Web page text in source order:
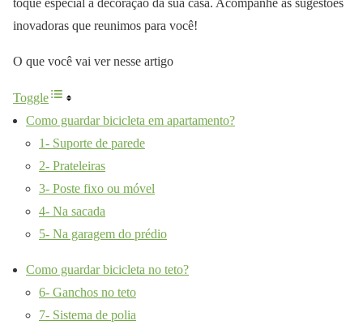
inovadoras que reunimos para você!
O que você vai ver nesse artigo
Toggle
Como guardar bicicleta em apartamento?
1- Suporte de parede
2- Prateleiras
3- Poste fixo ou móvel
4- Na sacada
5- Na garagem do prédio
Como guardar bicicleta no teto?
6- Ganchos no teto
7- Sistema de polia